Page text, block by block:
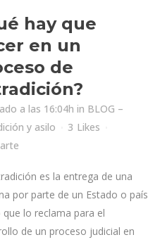
hay que
en un
de
a las 16:04h in BLOG –
y asilo
3 Likes
es la entrega de una
por parte de un Estado o país
lo reclama para el
de un proceso judicial en